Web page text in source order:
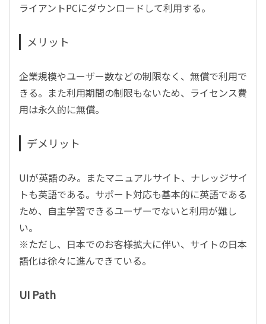
ライアントPCにダウンロードして利用する。
メリット
企業規模やユーザー数などの制限なく、無償で利用で
きる。また利用期間の制限もないため、ライセンス費
用は永久的に無償。
デメリット
UIが英語のみ。またマニュアルサイト、ナレッジサイ
トも英語である。サポート対応も基本的に英語である
ため、自主学習できるユーザーでないと利用が難し
い。
※ただし、日本でのお客様拡大に伴い、サイトの日本
語化は徐々に進んできている。
UI Path